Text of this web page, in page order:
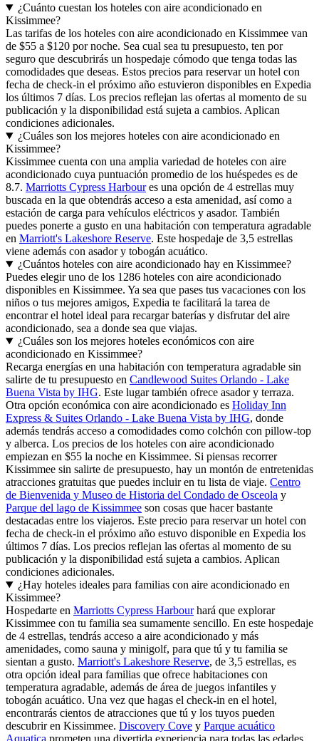
¿Cuánto cuestan los hoteles con aire acondicionado en
Kissimmee?
Las tarifas de los hoteles con aire acondicionado en Kissimmee van
de $55 a $120 por noche. Sea cual sea tu presupuesto, ten por
seguro que descubrirás un hospedaje cómodo que tenga todas las
comodidades que deseas. Estos precios para reservar un hotel con
fecha de check-in el próximo año estuvieron disponibles en Expedia
los últimos 7 días. Los precios reflejan las ofertas al momento de su
publicación y la disponibilidad está sujeta a cambios. Aplican
condiciones adicionales.
¿Cuáles son los mejores hoteles con aire acondicionado en
Kissimmee?
Kissimmee cuenta con una amplia variedad de hoteles con aire
acondicionado cuya puntuación promedio de los huéspedes es de
8.7. Marriotts Cypress Harboures una opción de 4 estrellas muy
buscada en la que obtendrás acceso a esta amenidad, así como a
estación de carga para vehículos eléctricos y asador. También
puedes ponerte a gusto en una habitación con temperatura agradable
en Marriott's Lakeshore Reserve. Este hospedaje de 3,5 estrellas
viene además con asador y tobogán acuático.
¿Cuántos hoteles con aire acondicionado hay en Kissimmee?
Puedes elegir uno de los 1286 hoteles con aire acondicionado
disponibles en Kissimmee. Ya sea que pases tus vacaciones con los
niños o tus mejores amigos, Expedia te facilitará la tarea de
encontrar el hotel ideal para recargar baterías y disfrutar del aire
acondicionado, sea a donde sea que viajas.
¿Cuáles son los mejores hoteles económicos con aire
acondicionado en Kissimmee?
Recarga energías en una habitación con temperatura agradable sin
salirte de tu presupuesto en Candlewood Suites Orlando - Lake
Buena Vista by IHG. Este lugar también ofrece asador y terraza.
Otra opción económica con aire acondicionado es Holiday Inn
Express & Suites Orlando - Lake Buena Vista by IHG, donde
además tendrás acceso a comodidades como colchón con pillow-top
y alberca. Los precios de los hoteles con aire acondicionado
empiezan en $55 la noche en Kissimmee. Si piensas recorrer
Kissimmee sin salirte de presupuesto, hay un montón de entretenidas
atracciones gratuitas que puedes incluir en tu lista de viaje. Centro
de Bienvenida y Museo de Historia del Condado de Osceola y
Parque del lago de Kissimmee son cosas que hacer bastante
destacadas entre los viajeros. Este precio para reservar un hotel con
fecha de check-in el próximo año estuvo disponible en Expedia los
últimos 7 días. Los precios reflejan las ofertas al momento de su
publicación y la disponibilidad está sujeta a cambios. Aplican
condiciones adicionales.
¿Hay hoteles ideales para familias con aire acondicionado en
Kissimmee?
Hospedarte en Marriotts Cypress Harbourhará que explorar
Kissimmee con tu familia sea sumamente sencillo. En este hospedaje
de 4 estrellas, tendrás acceso a aire acondicionado y más
amenidades, como sauna y minigolf, para que tú y tu familia se
sientan a gusto. Marriott's Lakeshore Reserve, de 3,5 estrellas, es
otra opción ideal para familias que ofrece habitaciones con
temperatura agradable, además de área de juegos infantiles y
tobogán acuático. Una vez que hagas el check-in en el hotel,
encontrarás cientos de atracciones que tú y los tuyos pueden
descubrir en Kissimmee. Discovery Cove y Parque acuático
Aquatica prometen una divertida experiencia para todas las edades.